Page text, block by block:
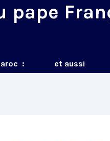
pape
: et aussi